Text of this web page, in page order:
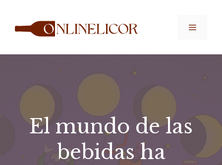
contenido
Menú
El mundo de las
bebidas ha